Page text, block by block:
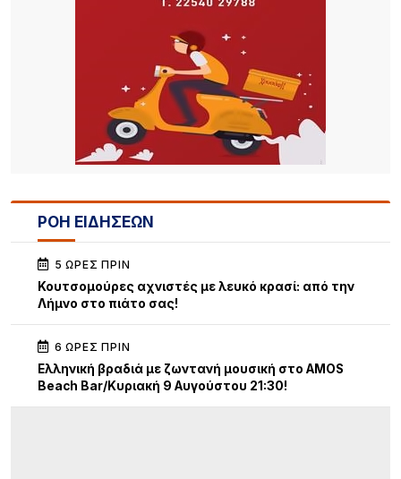
ΡΟΗ ΕΙΔΗΣΕΩΝ
5 ΏΡΕΣ ΠΡΙΝ
Κουτσομούρες αχνιστές με λευκό κρασί: από την
Λήμνο στο πιάτο σας!
6 ΏΡΕΣ ΠΡΙΝ
Ελληνική βραδιά με ζωντανή μουσική στο AMOS
Beach Bar/Κυριακή 9 Αυγούστου 21:30!